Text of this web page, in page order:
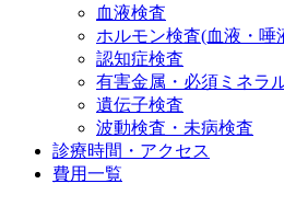
血液検査
ホルモン検査(血液・唾
認知症検査
有害金属・必須ミネラ
遺伝子検査
波動検査・未病検査
診療時間・アクセス
費用一覧